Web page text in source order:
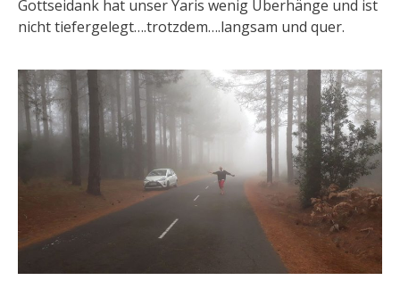
Gottseidank hat unser Yaris wenig Überhänge und ist
nicht tiefergelegt….trotzdem….langsam und quer.